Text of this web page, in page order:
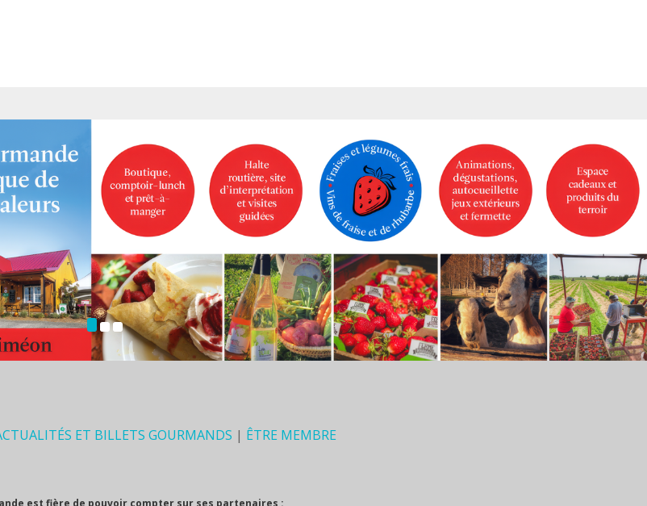
ET BILLETS GOURMANDS | ÊTRE MEMBRE
est fière de pouvoir compter sur ses partenaires :